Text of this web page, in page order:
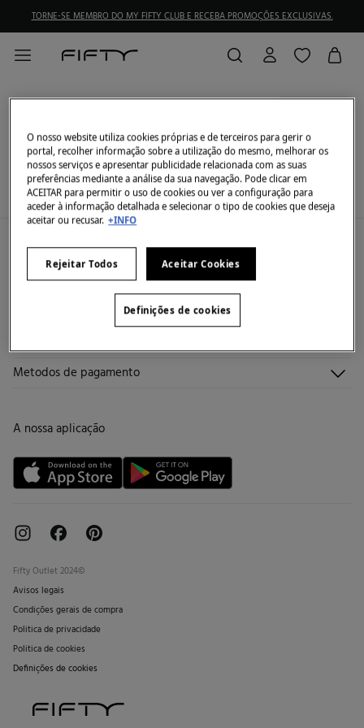
TORNE-SE MEMBRO DO MY FIFTY CLUB E RECEBA PROMOÇÕES EXCLUSIVAS.
Regatta
Neste momento não temos artigos em stock da
categoria selecionada.
Mas não se preocupe, temos imensos artigos que
podem ser seus.
A minha conta
Iniciar sessão
Torne-se sócio
Ajuda
Promoções vigentes
Cartão de Devolução
Cartão Presente online
Livro de Reclamações online
Junta-te
Quem somos?
Trabalha connosco
Metodos de pagamento
A nossa aplicação
Fifty Outlet 2024©
Avisos legais
Condições gerais de compra
Politica de privacidade
Politica de cookies
Definições de cookies
O nosso website utiliza cookies próprias e de terceiros para gerir o
portal, recolher informação sobre a utilização do mesmo, melhorar os
nossos serviços e apresentar publicidade relacionada com as suas
preferências mediante a análise da sua navegação. Pode clicar em
ACEITAR para permitir o uso de cookies ou ver a configuração para
aceder à informação detalhada e selecionar o tipo de cookies que deseja
aceitar ou recusar. +INFO
Rejeitar Todos Aceitar Cookies
Definições de cookies